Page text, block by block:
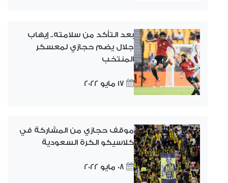
بعد التأكد من سلامته.. إيهاب
جلال يضم حجازي لمعسكر
المنتخب
17 مايو 2022
موقف حجازي من المشاركة في
كلاسيكو الكرة السعودية
08 مايو 2022